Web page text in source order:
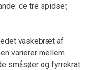
de tre spidser,
vaskebræt af
varierer mellem
småsøer og fyrrekrat.